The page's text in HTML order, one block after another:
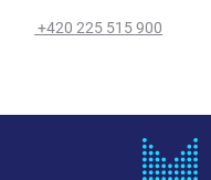
+420 225 515 900